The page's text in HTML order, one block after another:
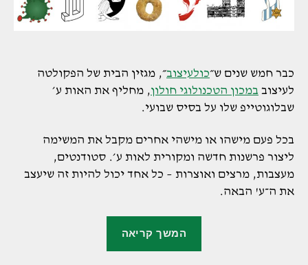
כבר חמש שנים ש״כולעיצוב״, מגזין הבית של הפקולטה
לעיצוב במכון הטכנולוגי חולון, מחליף את האות ע׳
שבלוגוטייפ שלו על בסיס שבועי.
בכל פעם מישהו או מישהי אחרים מקבל את המשימה
ליצור פרשנות חדשה ומקורית לאות ע׳. סטודנטים,
מעצבות, מרצים ואוצרות – כל אחד יכול להיות זה שיעצב
את ה־ע' הבאה.
המשך קריאה